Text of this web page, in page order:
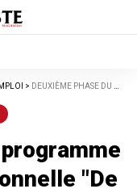
> DEUXIÈME PHASE DU PROGRAMME D'INSERTION PROFESSIONNELLE "DE L'ÉTUDIANT À L'ÉTUDIANT"
"De